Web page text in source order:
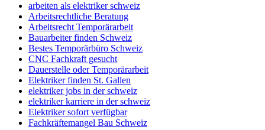
arbeiten als elektriker schweiz
Arbeitsrechtliche Beratung
Arbeitsrecht Temporärarbeit
Bauarbeiter finden Schweiz
Bestes Temporärbüro Schweiz
CNC Fachkraft gesucht
Dauerstelle oder Temporärarbeit
Elektriker finden St. Gallen
elektriker jobs in der schweiz
elektriker karriere in der schweiz
Elektriker sofort verfügbar
Fachkräftemangel Bau Schweiz